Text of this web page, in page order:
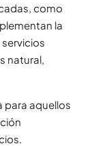
como
la
natural,
para aquellos